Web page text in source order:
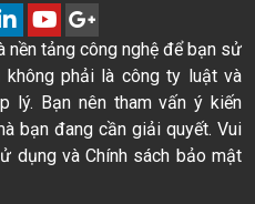
nền tảng công nghệ để bạn sử
phải là công ty luật và
lý. Bạn nên tham vấn ý kiến
bạn đang cần giải quyết. Vui
dụng và Chính sách bảo mật